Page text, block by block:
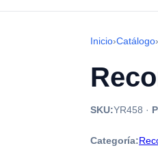
Inicio›Catálogo›
SKU:YR458 ·
Categoría: